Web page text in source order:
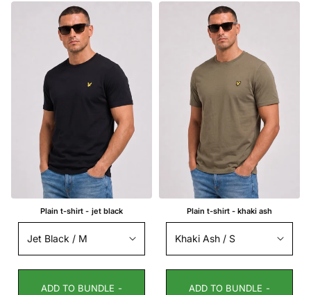
Plain t-shirt - jet black
ADD TO BUNDLE -
Plain t-shirt - khaki ash
ADD TO BUNDLE -